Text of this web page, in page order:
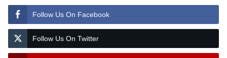
Follow Us On Facebook
Follow Us On Twitter